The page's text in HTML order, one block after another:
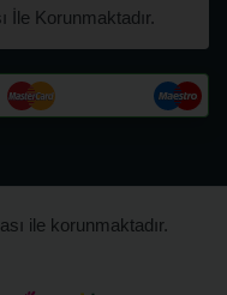
İle Korunmaktadır.
ile korunmaktadır.